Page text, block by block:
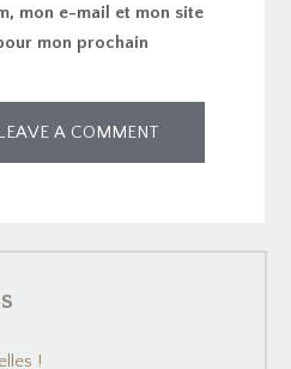
mon e-mail et mon site
mon prochain
!